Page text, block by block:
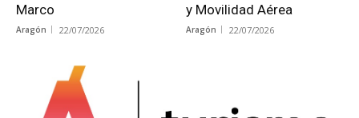
Marco
Aragón 22/07/2026
y Movilidad Aérea
Aragón 22/07/2026